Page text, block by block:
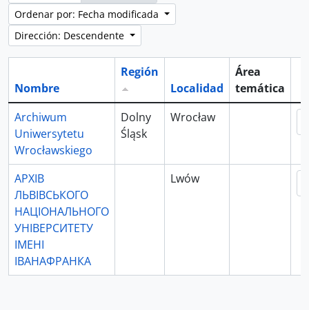
Ordenar por: Fecha modificada
Dirección: Descendente
Nombre
Región
Localidad
Área
temática
Archiwum
Uniwersytetu
Wrocławskiego
Dolny
Śląsk
Wrocław
АРХІВ
ЛЬВІВСЬКОГО
НАЦІОНАЛЬНОГО
УНІВЕРСИТЕТУ
ІМЕНІ
ІВАНАФРАНКА
Lwów